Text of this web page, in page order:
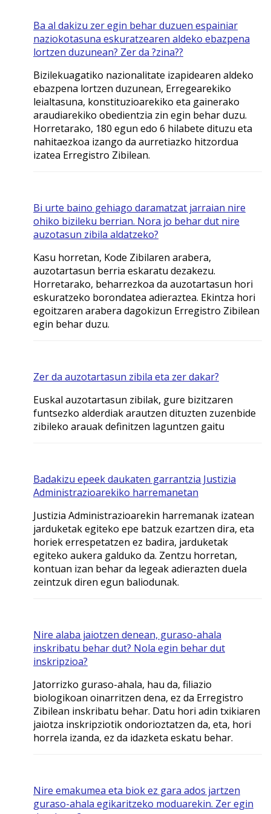
Ba al dakizu zer egin behar duzuen espainiar
naziokotasuna eskuratzearen aldeko ebazpena
lortzen duzunean? Zer da ?zina??
Bizilekuagatiko nazionalitate izapidearen aldeko
ebazpena lortzen duzunean, Erregearekiko
leialtasuna, konstituzioarekiko eta gainerako
araudiarekiko obedientzia zin egin behar duzu.
Horretarako, 180 egun edo 6 hilabete dituzu eta
nahitaezkoa izango da aurretiazko hitzordua
izatea Erregistro Zibilean.
Bi urte baino gehiago daramatzat jarraian nire
ohiko bizileku berrian. Nora jo behar dut nire
auzotasun zibila aldatzeko?
Kasu horretan, Kode Zibilaren arabera,
auzotartasun berria eskaratu dezakezu.
Horretarako, beharrezkoa da auzotartasun hori
eskuratzeko borondatea adieraztea. Ekintza hori
egoitzaren arabera dagokizun Erregistro Zibilean
egin behar duzu.
Zer da auzotartasun zibila eta zer dakar?
Euskal auzotartasun zibilak, gure bizitzaren
funtsezko alderdiak arautzen dituzten zuzenbide
zibileko arauak definitzen laguntzen gaitu
Badakizu epeek daukaten garrantzia Justizia
Administrazioarekiko harremanetan
Justizia Administrazioarekin harremanak izatean
jarduketak egiteko epe batzuk ezartzen dira, eta
horiek errespetatzen ez badira, jarduketak
egiteko aukera galduko da. Zentzu horretan,
kontuan izan behar da legeak adierazten duela
zeintzuk diren egun baliodunak.
Nire alaba jaiotzen denean, guraso-ahala
inskribatu behar dut? Nola egin behar dut
inskripzioa?
Jatorrizko guraso-ahala, hau da, filiazio
biologikoan oinarritzen dena, ez da Erregistro
Zibilean inskribatu behar. Datu hori adin txikiaren
jaiotza inskripziotik ondorioztatzen da, eta, hori
horrela izanda, ez da idazketa eskatu behar.
Nire emakumea eta biok ez gara ados jartzen
guraso-ahala egikaritzeko moduarekin. Zer egin